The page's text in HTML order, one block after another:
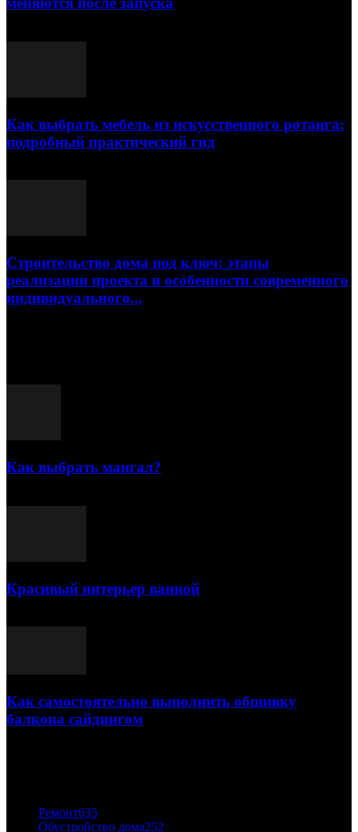
Как выбрать мебель из искусственного ротанга:
подробный практический гид
Строительство дома под ключ: этапы
реализации проекта и особенности современного
индивидуального...
Как выбрать мангал?
Красивый интерьер ванной
Как самостоятельно выполнить обшивку
балкона сайдингом
Ремонт635
Обустройство дома252